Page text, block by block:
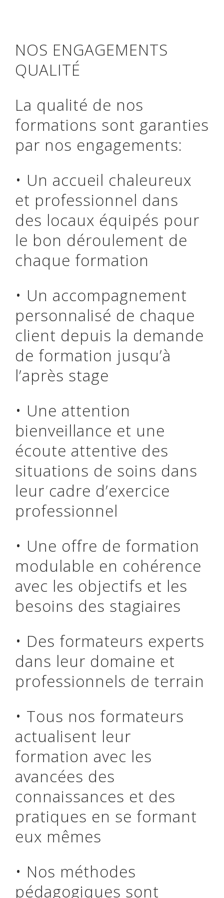
NOS ENGAGEMENTS
QUALITÉ
La qualité de nos
formations sont garanties
par nos engagements:
• Un accueil chaleureux
et professionnel dans
des locaux équipés pour
le bon déroulement de
chaque formation
• Un accompagnement
personnalisé de chaque
client depuis la demande
de formation jusqu’à
l’après stage
• Une attention
bienveillance et une
écoute attentive des
situations de soins dans
leur cadre d’exercice
professionnel
• Une offre de formation
modulable en cohérence
avec les objectifs et les
besoins des stagiaires
• Des formateurs experts
dans leur domaine et
professionnels de terrain
• Tous nos formateurs
actualisent leur
formation avec les
avancées des
connaissances et des
pratiques en se formant
eux mêmes
• Nos méthodes
pédagogiques sont